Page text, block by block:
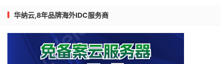
华纳云,8年品牌海外IDC服务商